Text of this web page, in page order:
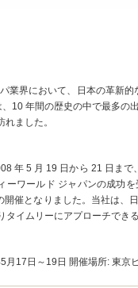
業界において、日本の革新
10 年間の歴史の中で最多の
ました。
年 5 月 19 日から 21 日ま
ーワールド ジャパンの成功
開催となりました。当社は、
イムリーにアプローチでき
月17日～19日 開催場所: 東京